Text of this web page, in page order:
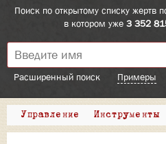
Поиск по открытому списку жертв
в котором уже 3 352
Расширенный поиск Примеры
Управление Инструменты